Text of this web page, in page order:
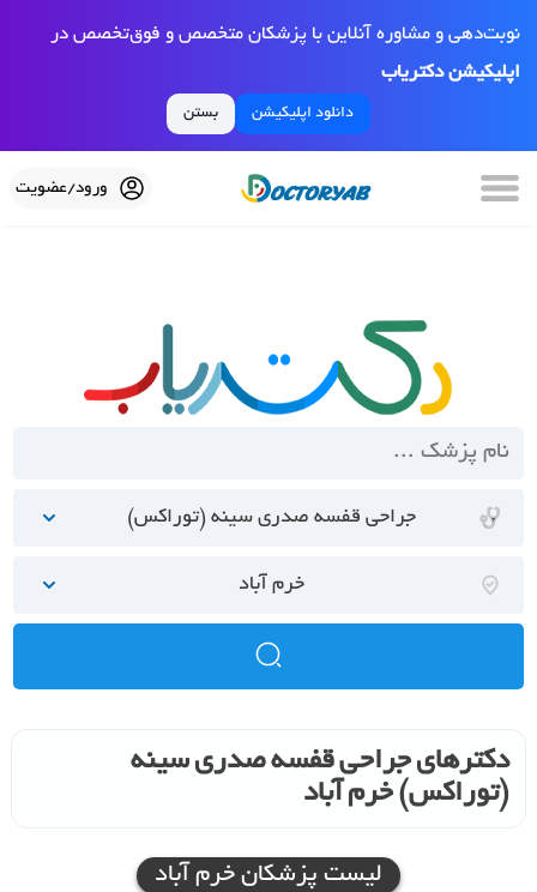
نوبت‌دهی و مشاوره آنلاین با پزشکان متخصص و فوق‌تخصص در
اپلیکیشن دکتریاب
دانلود اپلیکیشن بستن
ورود/عضویت
جراحی قفسه صدری سینه (توراکس)
خرم آباد
دکترهای جراحی قفسه صدری سینه
(توراکس) خرم آباد
لیست پزشکان خرم آباد